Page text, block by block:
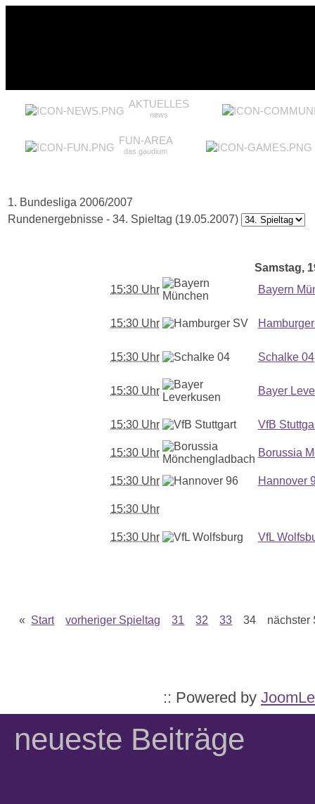
AKTUELLES
news
FUN-AREA
das gaudium
1. Bundesliga 2006/2007
Rundenergebnisse - 34. Spieltag (19.05.2007)
Samstag,
15:30 Uhr
Bayern
15:30 Uhr
15:30 Uhr Schalke 04
15:30 Uhr Bayer
15:30 Uhr VfB
15:30 Uhr Borussia
15:30 Uhr Hannover
15:30 Uhr
15:30 Uhr VfL
« Start vorheriger Spieltag 31 32 33 34 nächster
:: Powered by
neueste Beiträge